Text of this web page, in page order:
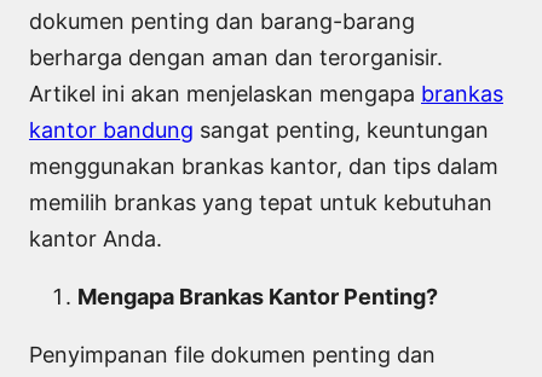
dokumen penting dan barang-barang
berharga dengan aman dan terorganisir.
Artikel ini akan menjelaskan mengapa brankas
kantor bandung sangat penting, keuntungan
menggunakan brankas kantor, dan tips dalam
memilih brankas yang tepat untuk kebutuhan
kantor Anda.
Mengapa Brankas Kantor Penting?
Penyimpanan file dokumen penting dan